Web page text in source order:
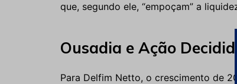
que, segundo ele, “empoçam” a
Ousadia e Ação
Para Delfim Netto, o crescimento de